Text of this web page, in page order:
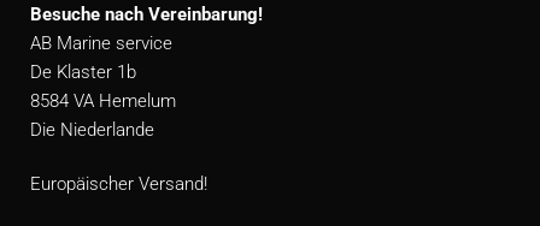
Besuche nach Vereinbarung!
AB Marine service
De Klaster 1b
8584 VA Hemelum
Die Niederlande
Europäischer Versand!